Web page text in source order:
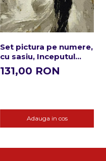
Set pictura pe numere,
cu sasiu, Inceputul
nostru, 40x50 cm
131,00 RON
Adauga in cos